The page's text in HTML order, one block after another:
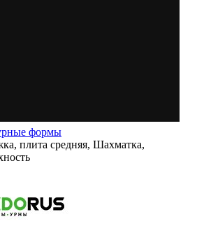
формы
плита средняя, Шахматка,